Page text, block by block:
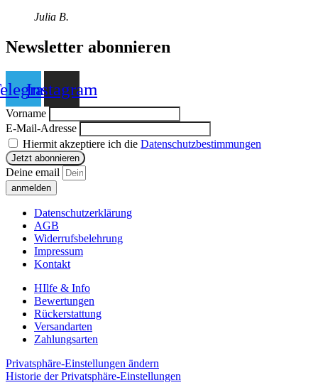
Julia B.
Newsletter abonnieren
Instagram
Vorname
E-Mail-Adresse
Hiermit akzeptiere ich die Datenschutzbestimmungen
Deine email
anmelden
Datenschutzerklärung
AGB
Widerrufsbelehrung
Impressum
Kontakt
HIlfe & Info
Bewertungen
Rückerstattung
Versandarten
Zahlungsarten
Privatsphäre-Einstellungen ändern
Historie der Privatsphäre-Einstellungen